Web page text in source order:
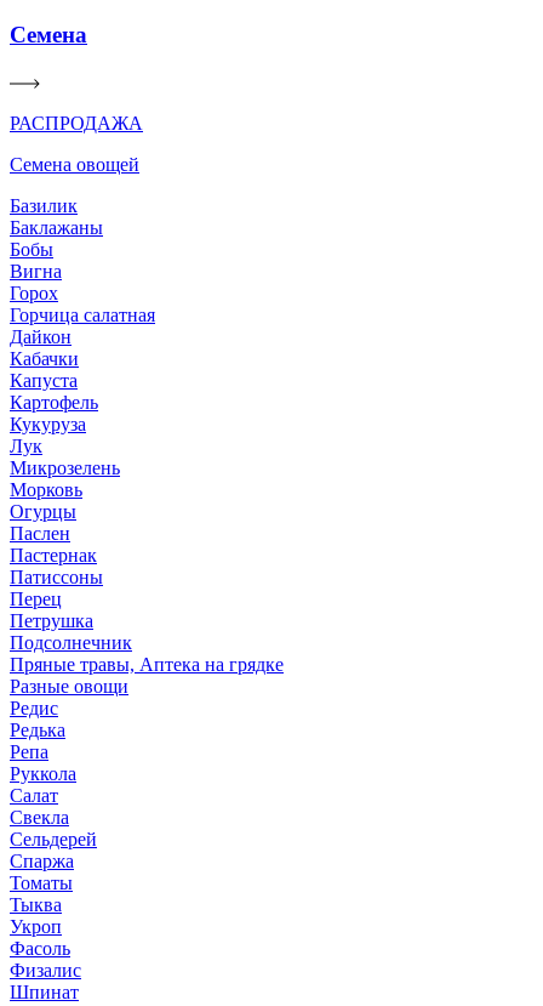
Семена
РАСПРОДАЖА
Семена овощей
Базилик
Баклажаны
Бобы
Вигна
Горох
Горчица салатная
Дайкон
Кабачки
Капуста
Картофель
Кукуруза
Лук
Микрозелень
Морковь
Огурцы
Паслен
Пастернак
Патиссоны
Перец
Петрушка
Подсолнечник
Пряные травы, Аптека на грядке
Разные овощи
Редис
Редька
Репа
Руккола
Салат
Свекла
Сельдерей
Спаржа
Томаты
Тыква
Укроп
Фасоль
Физалис
Шпинат